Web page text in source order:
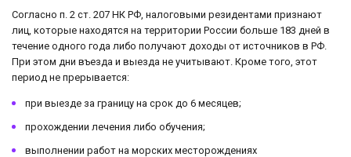
Согласно п. 2 ст. 207 НК РФ, налоговыми резидентами признают
лиц, которые находятся на территории России больше 183 дней в
течение одного года либо получают доходы от источников в РФ.
При этом дни въезда и выезда не учитывают. Кроме того, этот
период не прерывается:
при выезде за границу на срок до 6 месяцев;
прохождении лечения либо обучения;
выполнении работ на морских месторождениях